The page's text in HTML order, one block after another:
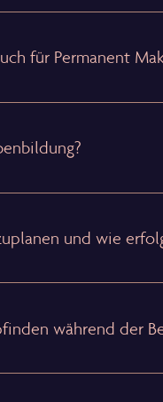
für Permanent
und wie
während der